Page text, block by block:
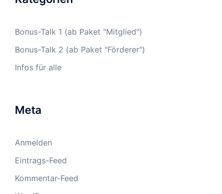
Bonus-Talk 1 (ab Paket "Mitglied")
Bonus-Talk 2 (ab Paket "Förderer")
Infos für alle
Meta
Anmelden
Eintrags-Feed
Kommentar-Feed